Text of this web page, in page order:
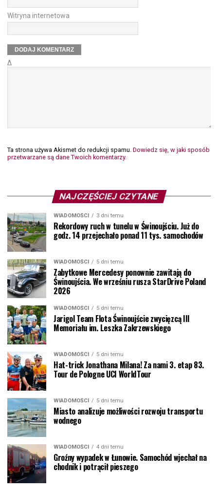
Witryna internetowa
Δ
Ta strona używa Akismet do redukcji spamu. Dowiedz się, w jaki sposób
przetwarzane są dane Twoich komentarzy.
NAJCZĘŚCIEJ CZYTANE
WIADOMOŚCI 3 dni temu
Rekordowy ruch w tunelu w Świnoujściu. Już do
godz. 14 przejechało ponad 11 tys. samochodów
WIADOMOŚCI 5 dni temu
Zabytkowe Mercedesy ponownie zawitają do
Świnoujścia. We wrześniu rusza StarDrive Poland
2026
WIADOMOŚCI 5 dni temu
Jarigol Team Flota Świnoujście zwycięzcą III
Memoriału im. Leszka Zakrzewskiego
WIADOMOŚCI 5 dni temu
Hat-trick Jonathana Milana! Za nami 3. etap 83.
Tour de Pologne UCI WorldTour
WIADOMOŚCI 5 dni temu
Miasto analizuje możliwości rozwoju transportu
wodnego
WIADOMOŚCI 4 dni temu
Groźny wypadek w Łunowie. Samochód wjechał na
chodnik i potrącił pieszego